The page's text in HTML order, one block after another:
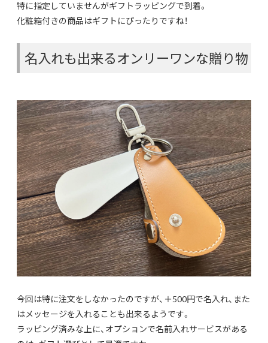
特に指定していませんがギフトラッピングで到着。
化粧箱付きの商品はギフトにぴったりですね！
名入れも出来るオンリーワンな贈り物
今回は特に注文をしなかったのですが、＋500円で名入れ、また
はメッセージを入れることも出来るようです。
ラッピング済みな上に、オプションで名前入れサービスがある